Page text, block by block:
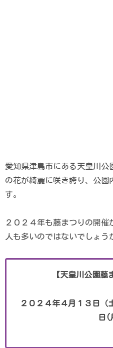
愛知県津島市にある天皇川公
の花が綺麗に咲き誇り、公園
す。
２０２４年も藤まつりの開催
人も多いのではないでしょう
【天皇川公園藤
２０２４年４月１３日（
日(